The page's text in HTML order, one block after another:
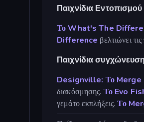
Παιχνίδια
Το What's The
Difference βελτιώνει
Παιχνίδια
Designville: Το Merge
διακόσμησης. Το Evo
γεμάτο εκπλήξεις.Το